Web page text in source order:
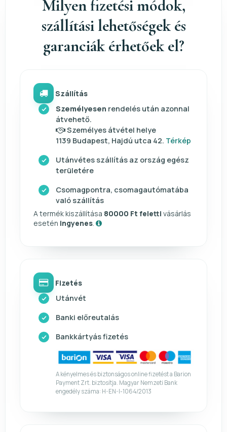
Milyen fizetési módok,
szállítási lehetőségek és
garanciák érhetőek el?
Szállítás
Személyesen rendelés után azonnal
átvehető.
Személyes átvétel helye
1139 Budapest, Hajdú utca 42. Térkép
Utánvétes szállítás az ország egész
területére
Csomagpontra, csomagautómatába
való szállítás
A termék kiszállítása 80000 Ft feletti vásárlás
esetén ingyenes
Fizetés
Utánvét
Banki előreutalás
Bankkártyás fizetés
A kényelmes és biztonságos online fizetést a Barion
Payment Zrt. biztosítja. Magyar Nemzeti Bank
engedély száma: H-EN-I-1064/2013